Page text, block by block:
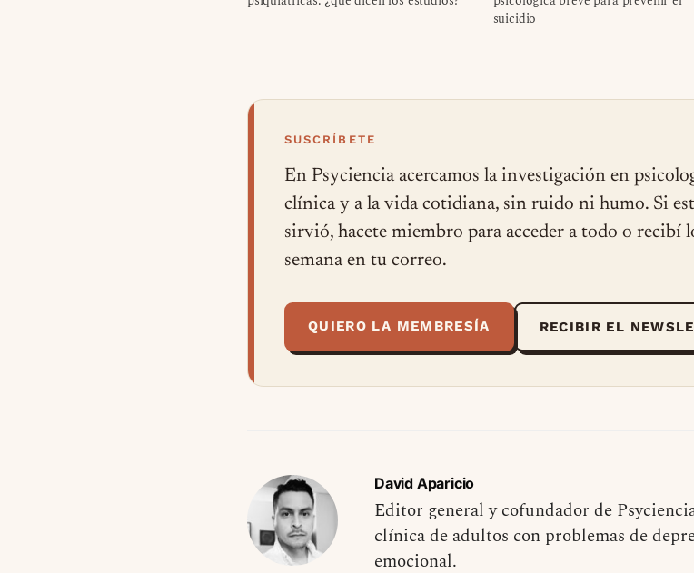
suicidio
SUSCRÍBETE
En Psyciencia acercamos la investigación en
clínica y a la vida cotidiana, sin ruido ni humo. Si
sirvió, hacete miembro para acceder a todo o recibí
semana en tu correo.
QUIERO LA MEMBRESÍA RECIBIR EL
David Aparicio
Editor general y cofundador de
clínica de adultos con problemas de
emocional.